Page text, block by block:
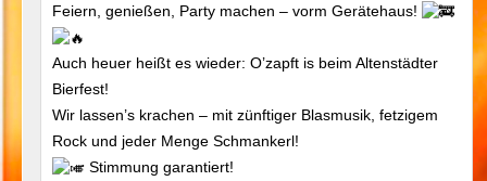
Feiern, genießen, Party machen – vorm Gerätehaus!
Auch heuer heißt es wieder: O’zapft is beim Altenstädter
Bierfest!
Wir lassen’s krachen – mit zünftiger Blasmusik, fetzigem
Rock und jeder Menge Schmankerl!
Stimmung garantiert!